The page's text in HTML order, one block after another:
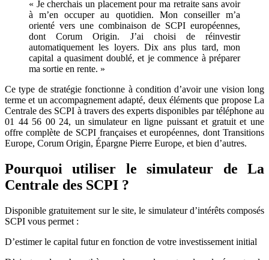
« Je cherchais un placement pour ma retraite sans avoir
à m’en occuper au quotidien. Mon conseiller m’a
orienté vers une combinaison de SCPI européennes,
dont Corum Origin. J’ai choisi de réinvestir
automatiquement les loyers. Dix ans plus tard, mon
capital a quasiment doublé, et je commence à préparer
ma sortie en rente. »
Ce type de stratégie fonctionne à condition d’avoir une vision long
terme et un accompagnement adapté, deux éléments que propose La
Centrale des SCPI à travers des experts disponibles par téléphone au
01 44 56 00 24, un simulateur en ligne puissant et gratuit et une
offre complète de SCPI françaises et européennes, dont Transitions
Europe, Corum Origin, Épargne Pierre Europe, et bien d’autres.
Pourquoi utiliser le simulateur de La
Centrale des SCPI ?
Disponible gratuitement sur le site, le simulateur d’intérêts composés
SCPI vous permet :
D’estimer le capital futur en fonction de votre investissement initial